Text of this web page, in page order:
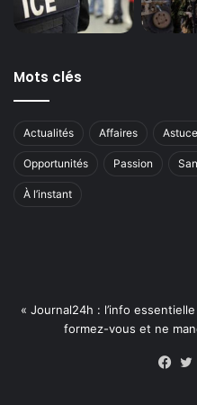
Mots clés
Actualités Affaires
Opportunités Passion
À l’instant
« Journal24h : l’info
formez-vous et ne